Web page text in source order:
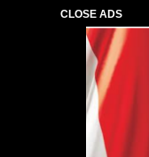
CLOSE ADS